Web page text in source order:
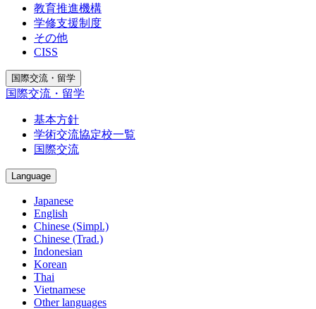
教育推進機構
学修支援制度
その他
CISS
国際交流・留学
国際交流・留学
基本方針
学術交流協定校一覧
国際交流
Language
Japanese
English
Chinese (Simpl.)
Chinese (Trad.)
Indonesian
Korean
Thai
Vietnamese
Other languages